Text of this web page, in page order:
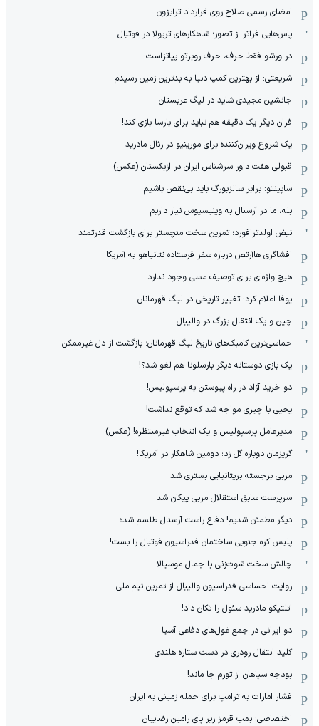
امضای رسمی صلاح روی قرارداد ترابزون
پاس‌هایی فراتر از تصور؛ شاهکارهای تریولا در فوتبال
در ورشو فقط حرف، حرف روبرتو پیاتزاست
شریعتی: از بهترین کمپ‌ دنیا به بدترین زمین‌ رسیدم
جانشین مجیدی شاید در لیگ عربستان
فران دیگر یک دقیقه هم نباید برای بارسا بازی کند!
یک شروع ویران‌کننده برای مورینیو در رئال مادرید
قبولی هفت داور سرشناس ایران در ازبکستان (عکس)
ساپینتو: برابر سالزبورگ باید بی‌نقص باشیم
بله، ما در آرسنال به وینیسیوس نیاز داریم
نبض اولدترافورد؛ تمرین سخت منچستر برای بازگشت قدرتمند
افشاگری هاآرتص درباره سفر فرستاده نتانیاهو به آمریکا
هیچ واژه‌ای برای توصیف مسی وجود ندارد
یوفا اعلام کرد: تغییر تاریخی در لیگ قهرمانان
چین و یک انتقال بزرگ در والیبال
حماسی‌ترین کامبک‌های تاریخ لیگ قهرمانان؛ بازگشت از دل غیرممکن
یک بازی دوستانه دیگر بارسلونا هم لغو شد؟!
دو خرید آزاد در راه پیوستن به پرسپولیس!
یحیی با چیزی مواجه شد که توقع نداشت!
مدیرعامل پرسپولیس و یک انتخاب غیرمنتظره! (عکس)
گریزمان دوباره گل زد؛ دومین شاهکار در آمریکا!
مربی برجسته بریتانیایی بستری شد
سرپرست سابق استقلال مربی پیکان شد
دیگر مطمئن شدیم! دفاع راست آرسنال طلسم شده
پلیس کره ‌جنوبی ساختمان فدراسیون فوتبال را بست!
چالش سخت شوت‌زنی با جمال موسیالا
روایت احساسی فدراسیون والیبال از تمرین تیم ملی
اتلتیکو مادرید سئول را تکان داد!
دو ایرانی در جمع غول‌های دفاعی آسیا
کلید انتقال رودری در دست ستاره هلندی
بودجه سپاهان از تورم جا ماند!
فشار امارات به ترامپ برای حمله زمینی به ایران
اختصاصی: بمب قرمز زیر پای رامین رضاییان